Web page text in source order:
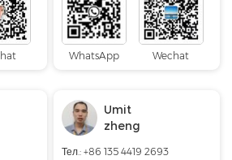
WhatsApp Wechat
Umit
zheng
Тел.: +86 135 4419 2693